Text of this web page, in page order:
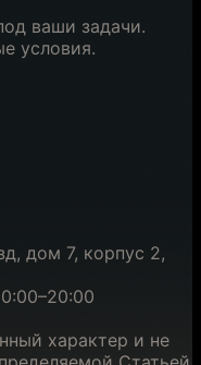
ваши задачи.
условия.
дом 7, корпус 2,
характер и не